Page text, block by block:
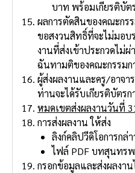
บาท พร้อมเกียรติบัต
ผลการตัดสินของคณะกร
ขอสงวนสิทธิ์ที่จะไม่มอบ
งานที่ส่งเข้าประกวดไม่
ฉันทามติของคณะกรรมก
ผู้ส่งผลงานและครู/อาจ
ท่านจะได้รับเกียรติบัตรก
หมดเขตส่งผลงานวันที่
การส่งผลงาน ให้ส่ง
ลิงก์คลิปวีดิโอการกล่
ไฟล์ PDF บทสุนทร
กรอกข้อมูลและส่งผลงา